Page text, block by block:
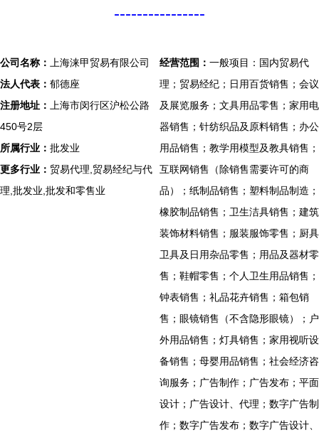
----------------
公司名称：
上海涞甲贸易有限公司
法人代表： 郁德座
注册地址：
上海市闵行区沪松公路
450号2层
所属行业： 批发业
更多行业： 贸易代理,贸易经纪与代
理,批发业,批发和零售业
经营范围： 一般项目：国内贸易代
理；贸易经纪；日用百货销售；会议
及展览服务；文具用品零售；家用电
器销售；针纺织品及原料销售；办公
用品销售；教学用模型及教具销售；
互联网销售（除销售需要许可的商
品）；纸制品销售；塑料制品制造；
橡胶制品销售；卫生洁具销售；建筑
装饰材料销售；服装服饰零售；厨具
卫具及日用杂品零售；用品及器材零
售；鞋帽零售；个人卫生用品销售；
钟表销售；礼品花卉销售；箱包销
售；眼镜销售（不含隐形眼镜）；户
外用品销售；灯具销售；家用视听设
备销售；母婴用品销售；社会经济咨
询服务；广告制作；广告发布；平面
设计；广告设计、代理；数字广告制
作；数字广告发布；数字广告设计、